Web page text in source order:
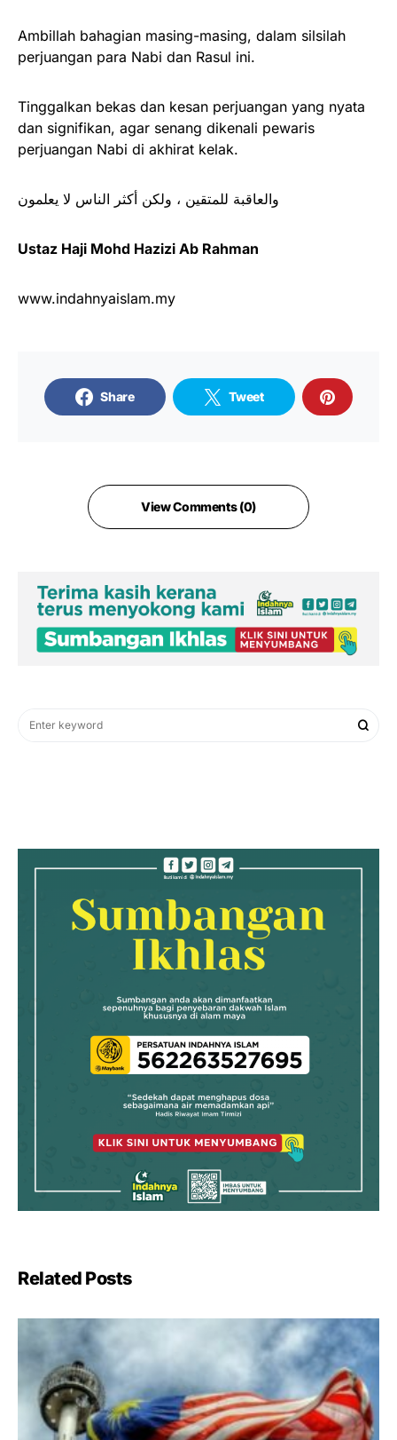
Ambillah bahagian masing-masing, dalam silsilah
perjuangan para Nabi dan Rasul ini.
Tinggalkan bekas dan kesan perjuangan yang nyata
dan signifikan, agar senang dikenali pewaris
perjuangan Nabi di akhirat kelak.
والعاقبة للمتقين ، ولكن أكثر الناس لا يعلمون
Ustaz Haji Mohd Hazizi Ab Rahman
www.indahnyaislam.my
Share Tweet
View Comments (0)
Related Posts